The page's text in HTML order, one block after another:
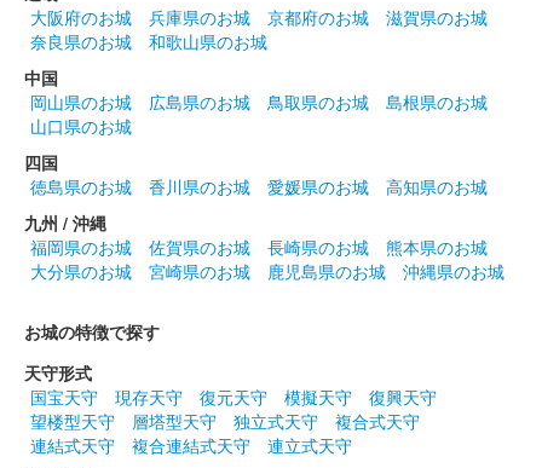
大阪府のお城
兵庫県のお城 京都府のお城
滋賀県のお城
奈良県のお城
和歌山県のお城
中国
岡山県のお城
広島県のお城 鳥取県のお城
島根県のお城
山口県のお城
四国
徳島県のお城
香川県のお城 愛媛県のお城
高知県のお城
九州 / 沖縄
福岡県のお城
佐賀県のお城 長崎県のお城
熊本県のお城
大分県のお城
宮崎県のお城 鹿児島県のお城 沖縄県のお城
お城の特徴で探す
天守形式
国宝天守
現存天守 復元天守 模擬天守
復興天守
望楼型天守
層塔型天守 独立式天守
複合式天守
連結式天守
複合連結式天守
連立式天守